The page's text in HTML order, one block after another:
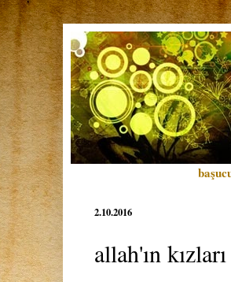
2.10.2016
allah'ın kızları